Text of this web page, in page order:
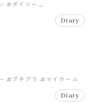
#ダイソー
Diary
#プチプラ #マイホーム
Diary